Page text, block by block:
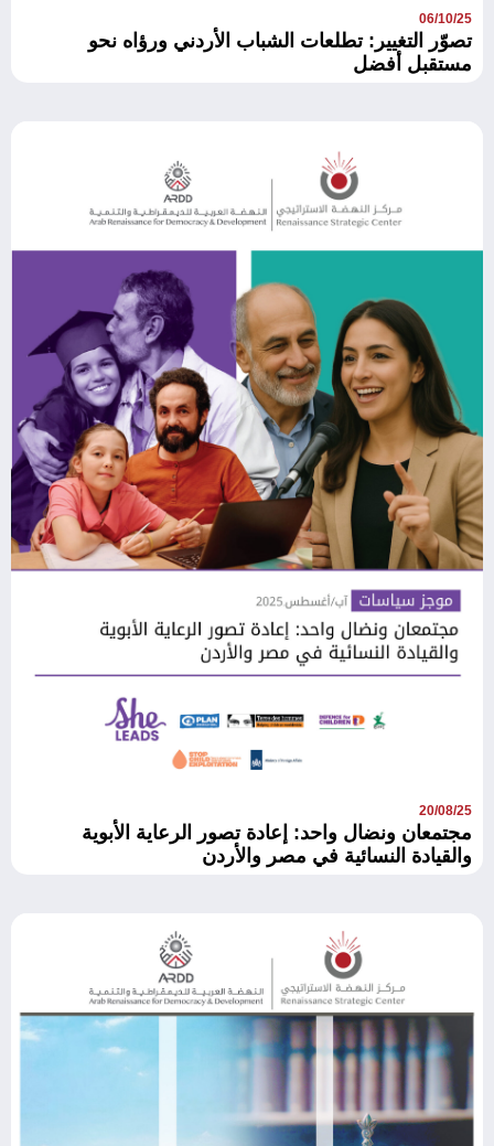
06/10/25
تصوّر التغيير: تطلعات الشباب الأردني ورؤاه نحو
مستقبل أفضل
20/08/25
مجتمعان ونضال واحد: إعادة تصور الرعاية الأبوية
والقيادة النسائية في مصر والأردن